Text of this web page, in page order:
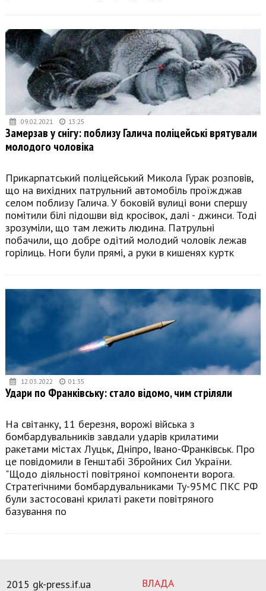
09.02.2021 13:25
Замерзав у снігу: поблизу Галича поліцейські врятували
молодого чоловіка
Прикарпатський поліцейський Микола Гурак розповів,
що на вихідних патрульний автомобіль проїжджав
селом поблизу Галича. У боковій вулиці вони спершу
помітили білі підошви від кросівок, далі - джинси. Тоді
зрозуміли, що там лежить людина. Патрульні
побачили, що добре одітий молодий чоловік лежав
горілиць. Ноги були прямі, а руки в кишенях куртк
12.03.2022 01:35
Удари по Франківську: стало відомо, чим стріляли
На світанку, 11 березня, ворожі війська з
бомбардувальників завдали ударів крилатими
ракетами містах Луцьк, Дніпро, Івано-Франківськ. Про
це повідомили в Генштабі Збройних Сил України.
"Щодо діяльності повітряної компоненти ворога.
Стратегічними бомбардувальниками Ту-95МС ПКС РФ
були застосовані крилаті ракети повітряного
базування по
ВЛАДА
2015 gk-press.if.ua